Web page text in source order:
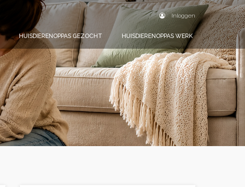
Inloggen
HUISDIERENOPPAS GEZOCHT HUISDIERENOPPAS WERK